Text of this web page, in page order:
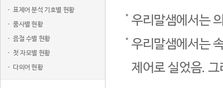
표제어 분석 기호별 현황
품사별 현황
음절 수별 현황
첫 자모별 현황
다의어 현황
우리말샘에서는
우리말샘에서는
제어로 실었음.